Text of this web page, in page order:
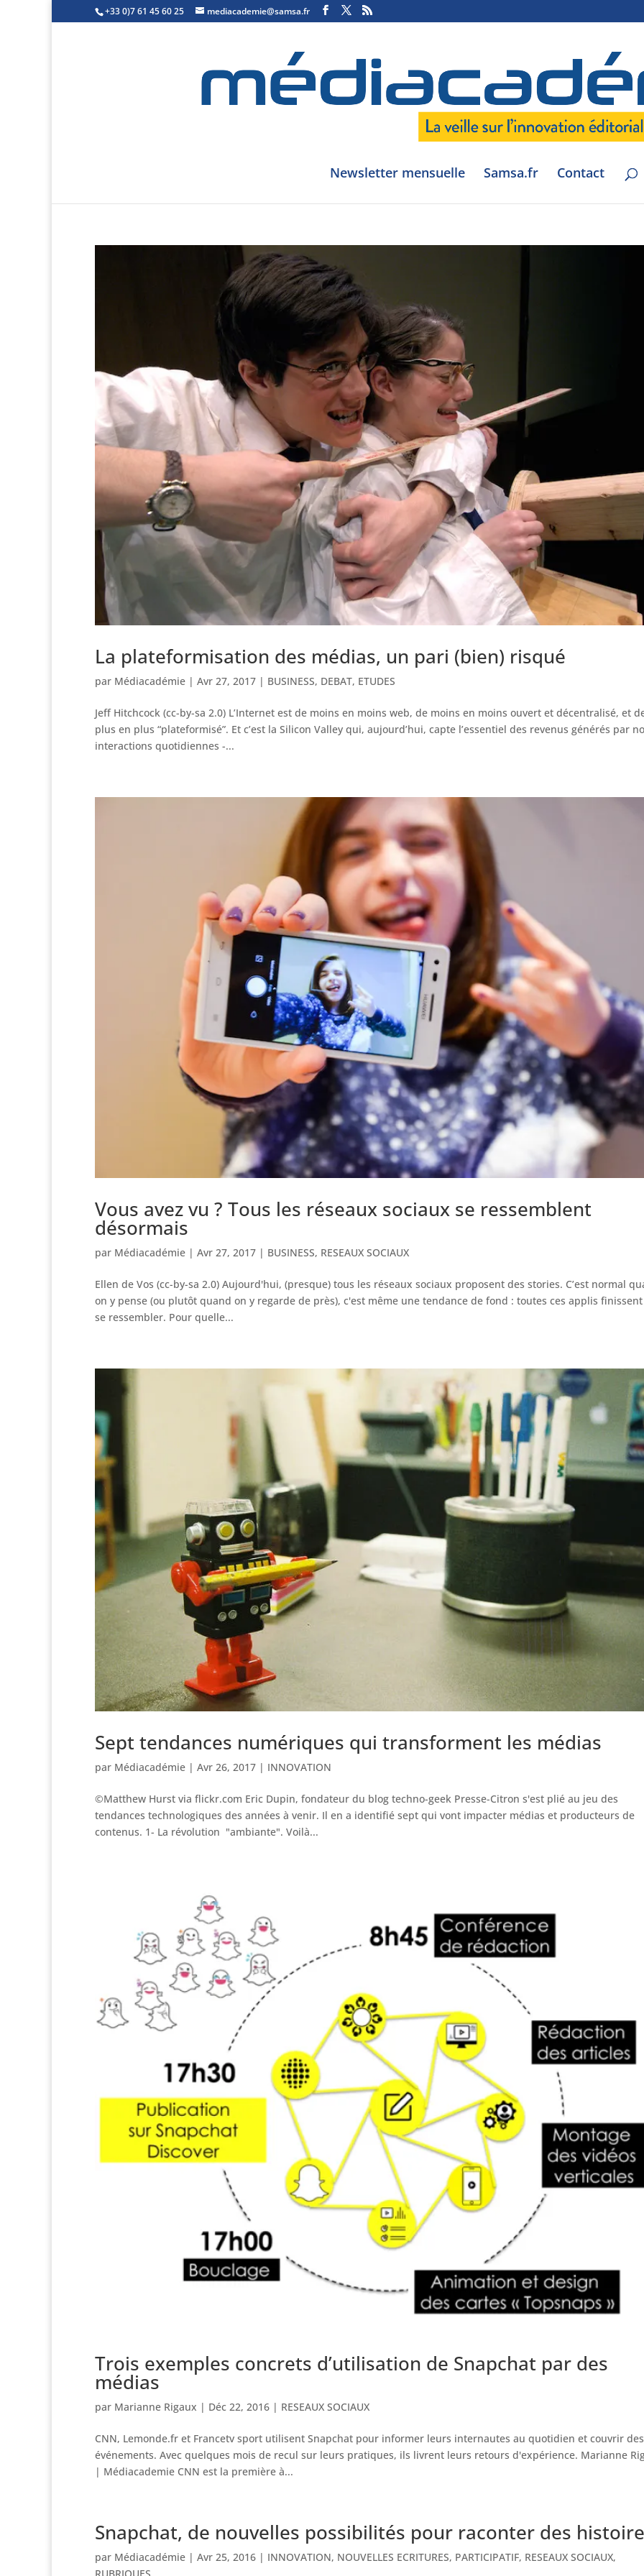
+33 0)7 61 45 60 25 mediacademie@samsa.fr
Newsletter mensuelle Samsa.fr Contact
La plateformisation des médias, un pari (bien) risqué
par Médiacadémie | Avr 27, 2017 | BUSINESS, DEBAT, ETUDES
Jeff Hitchcock (cc-by-sa 2.0) L’Internet est de moins en moins web, de moins en moins ouvert et décentralisé, et
plus en plus “plateformisé”. Et c’est la Silicon Valley qui, aujourd’hui, capte l’essentiel des revenus générés par
interactions quotidiennes -...
Vous avez vu ? Tous les réseaux sociaux se ressemblent
désormais
par Médiacadémie | Avr 27, 2017 | BUSINESS, RESEAUX SOCIAUX
Ellen de Vos (cc-by-sa 2.0) Aujourd'hui, (presque) tous les réseaux sociaux proposent des stories. C’est normal
on y pense (ou plutôt quand on y regarde de près), c'est même une tendance de fond : toutes ces applis
se ressembler. Pour quelle...
Sept tendances numériques qui transforment les médias
par Médiacadémie | Avr 26, 2017 | INNOVATION
©Matthew Hurst via flickr.com Eric Dupin, fondateur du blog techno-geek Presse-Citron s'est plié au jeu des
tendances technologiques des années à venir. Il en a identifié sept qui vont impacter médias et producteurs de
contenus. 1- La révolution "ambiante". Voilà...
Trois exemples concrets d’utilisation de Snapchat par des
médias
par Marianne Rigaux | Déc 22, 2016 | RESEAUX SOCIAUX
CNN, Lemonde.fr et Francetv sport utilisent Snapchat pour informer leurs internautes au quotidien et couvrir des
événements. Avec quelques mois de recul sur leurs pratiques, ils livrent leurs retours d'expérience. Marianne
| Médiacademie CNN est la première à...
Snapchat, de nouvelles possibilités pour raconter des
par Médiacadémie | Avr 25, 2016 | INNOVATION, NOUVELLES ECRITURES, PARTICIPATIF, RESEAUX SOCIAUX,